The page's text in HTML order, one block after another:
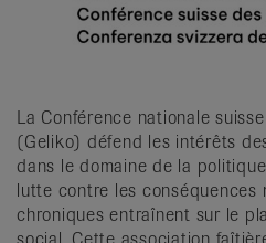
La Conférence nationale
(Geliko) défend les intérêts
dans le domaine de la
lutte contre les conséquences
chroniques entraînent sur le